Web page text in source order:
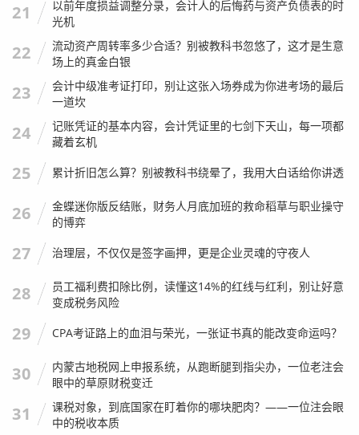
房屋情况：
元（房东到手价）。
假设：该房为普通住宅标准（或按最新政策享受普宅待
遇）。
我们来计算小明需要支付的税费：
契税：小明是首套，面积95平米（大于90平米）。
契税 = 600万 × 1.5% =9万元。
增值税： 因为房子满两年，且上海新政下普宅/非普
宅满二皆免征。 增值税 =
个税：
因为房子满足“满五唯一”。 个税 =0元 。
千块到一万块，我们暂估5万元 。
总税费支出：9.5万元。这个结果对于小明来说，是非常完
美的，600万的房子，税费成本不到1.6%，完全可以接受。
我们把条件改一下，看看会发生什么恐怖的变化：
修改后的背景：
21
以前年度损益调整分录，会计人的后悔药与资产负债表的时
光机
22
流动资产周转率多少合适？别被教科书忽悠了，这才是生意
场上的真金白银
23
会计中级准考证打印，别让这张入场券成为你进考场的最后
一道坎
24
记账凭证的基本内容，会计凭证里的七剑下天山，每一项都
藏着玄机
25 累计折旧怎么算？别被教科书绕晕了，我用大白话给你讲透
26
金蝶迷你版反结账，财务人月底加班的救命稻草与职业操守
的博弈
27 治理层，不仅仅是签字画押，更是企业灵魂的守夜人
28
员工福利费扣除比例，读懂这14%的红线与红利，别让好意
变成税务风险
29 CPA考证路上的血泪与荣光，一张证书真的能改变命运吗？
30
内蒙古地税网上申报系统，从跑断腿到指尖办，一位老注会
眼中的草原财税变迁
31
课税对象，到底国家在盯着你的哪块肥肉？——一位注会眼
中的税收本质